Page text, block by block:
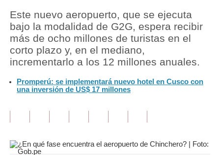
Política
Tu Dinero
Finanzas Personales
Plus G
Opinión
Pregunta de hoy
Este nuevo aeropuerto, que se ejecuta
bajo la modalidad de G2G, espera recibir
más de ocho millones de turistas en el
corto plazo y, en el mediano,
incrementarlo a los 12 millones anuales.
Promperú: se implementará nuevo hotel en Cusco con
una inversión de US$ 17 millones